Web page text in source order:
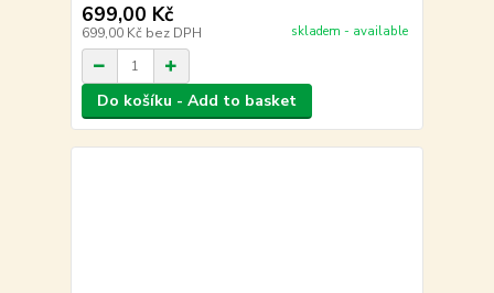
699,00 Kč
699,00 Kč bez DPH skladem - available
Do košíku - Add to basket